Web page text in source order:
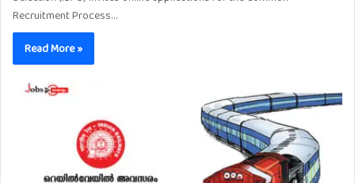
Recruitment Process…
Read More »